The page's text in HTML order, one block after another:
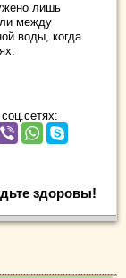
лишь
между
воды, когда
здоровы!